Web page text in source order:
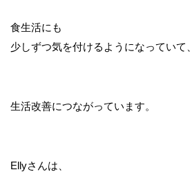
食生活にも
少しずつ気を付けるようになっていて、
生活改善につながっています。
Ellyさんは、